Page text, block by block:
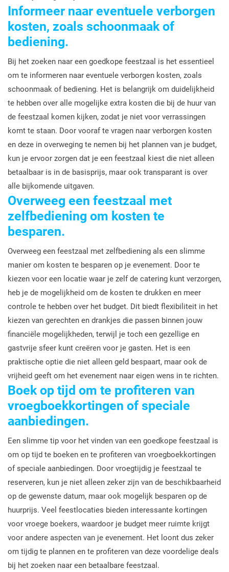
Informeer naar eventuele verborgen
kosten, zoals schoonmaak of
bediening.
Bij het zoeken naar een goedkope feestzaal is het essentieel
om te informeren naar eventuele verborgen kosten, zoals
schoonmaak of bediening. Het is belangrijk om duidelijkheid
te hebben over alle mogelijke extra kosten die bij de huur van
de feestzaal komen kijken, zodat je niet voor verrassingen
komt te staan. Door vooraf te vragen naar verborgen kosten
en deze in overweging te nemen bij het plannen van je budget,
kun je ervoor zorgen dat je een feestzaal kiest die niet alleen
betaalbaar is in de basisprijs, maar ook transparant is over
alle bijkomende uitgaven.
Overweeg een feestzaal met
zelfbediening om kosten te
besparen.
Overweeg een feestzaal met zelfbediening als een slimme
manier om kosten te besparen op je evenement. Door te
kiezen voor een locatie waar je zelf de catering kunt verzorgen,
heb je de mogelijkheid om de kosten te drukken en meer
controle te hebben over het budget. Dit biedt flexibiliteit in het
kiezen van gerechten en drankjes die passen binnen jouw
financiële mogelijkheden, terwijl je toch een gezellige en
gastvrije sfeer kunt creëren voor je gasten. Het is een
praktische optie die niet alleen geld bespaart, maar ook de
vrijheid geeft om het evenement naar eigen wens in te richten.
Boek op tijd om te profiteren van
vroegboekkortingen of speciale
aanbiedingen.
Een slimme tip voor het vinden van een goedkope feestzaal is
om op tijd te boeken en te profiteren van vroegboekkortingen
of speciale aanbiedingen. Door vroegtijdig je feestzaal te
reserveren, kun je niet alleen zeker zijn van de beschikbaarheid
op de gewenste datum, maar ook mogelijk besparen op de
huurprijs. Veel feestlocaties bieden interessante kortingen
voor vroege boekers, waardoor je budget meer ruimte krijgt
voor andere aspecten van je evenement. Het loont dus zeker
om tijdig te plannen en te profiteren van deze voordelige deals
bij het zoeken naar een betaalbare feestzaal.